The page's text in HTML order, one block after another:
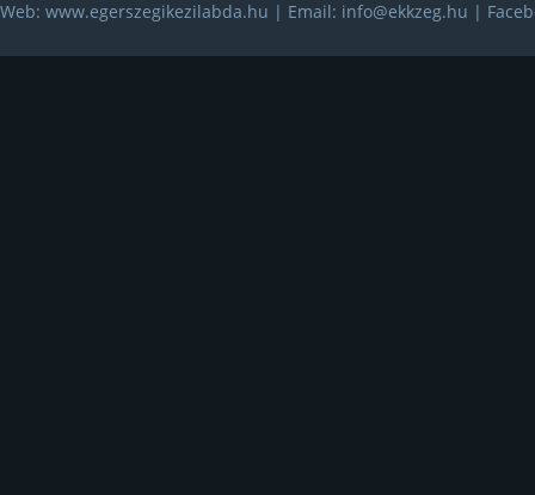
Web: www.egerszegikezilabda.hu | Email: info@ekkzeg.hu |